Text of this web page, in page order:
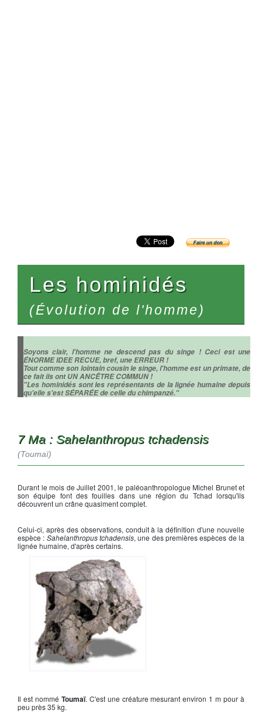
Les hominidés
(Évolution de l'homme)
Soyons clair, l'homme ne descend pas du singe ! Ceci est une
ÉNORME IDEE RECUE, bref, une ERREUR !
Tout comme son lointain cousin le singe, l'homme est un primate, de
ce fait ils ont UN ANCÊTRE COMMUN !
"Les hominidés sont les représentants de la lignée humaine depuis
qu'elle s'est SÉPARÉE de celle du chimpanzé."
7 Ma : Sahelanthropus tchadensis
(Toumaï)
Durant le mois de Juillet 2001, le paléoanthropologue Michel Brunet et
son équipe font des fouilles dans une région du Tchad lorsqu'ils
découvrent un crâne quasiment complet.
Celui-ci, après des observations, conduit à la définition d'une nouvelle
espèce : Sahelanthropus tchadensis, une des premières espèces de la
lignée humaine, d'après certains.
Il est nommé Toumaï. C'est une créature mesurant environ 1 m pour à
peu près 35 kg.